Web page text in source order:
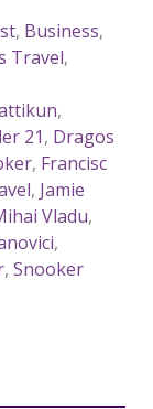
, Business,
Travel,
,
21, Dragos
, Francisc
, Jamie
Vladu,
,
, Snooker